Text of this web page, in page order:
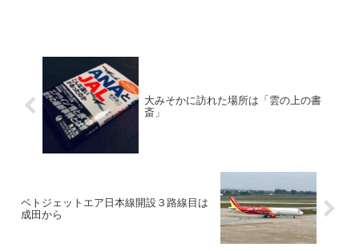
大みそかに訪れた場所は「雲の上の書
斎」
ベトジェットエア日本線開設３路線目は
成田から